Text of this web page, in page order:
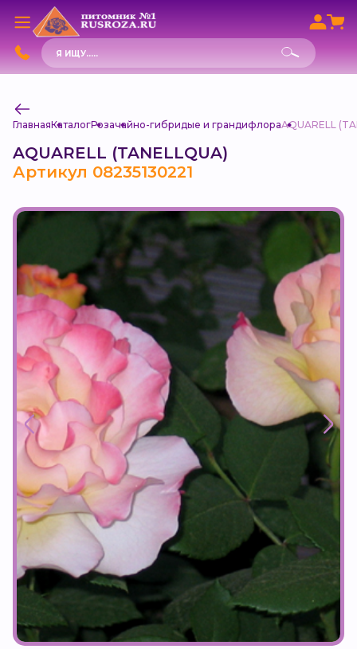
Поиск
товаров
ГлавнаяКаталогРозачайно-гибридые и грандифлораAQUARELL
AQUARELL (TANELLQUA)
Артикул 08235130221